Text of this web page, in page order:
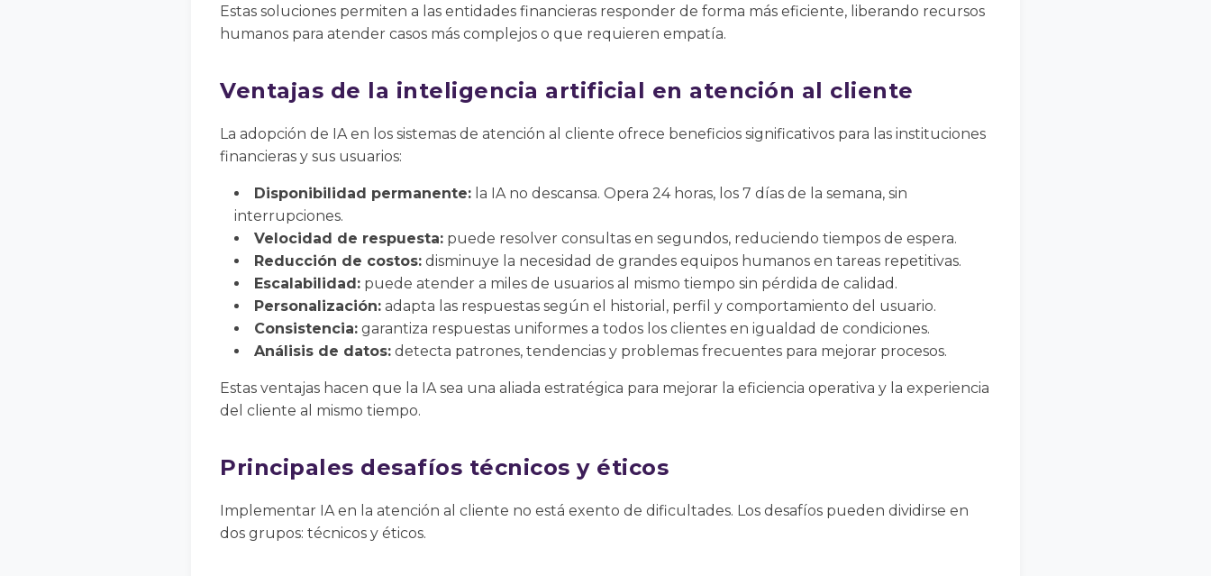
Estas soluciones permiten a las entidades financieras responder de forma más eficiente, liberando recursos
humanos para atender casos más complejos o que requieren empatía.
Ventajas de la inteligencia artificial en atención al cliente
La adopción de IA en los sistemas de atención al cliente ofrece beneficios significativos para las instituciones
financieras y sus usuarios:
Disponibilidad permanente: la IA no descansa. Opera 24 horas, los 7 días de la semana, sin
interrupciones.
Velocidad de respuesta: puede resolver consultas en segundos, reduciendo tiempos de espera.
Reducción de costos: disminuye la necesidad de grandes equipos humanos en tareas repetitivas.
Escalabilidad: puede atender a miles de usuarios al mismo tiempo sin pérdida de calidad.
Personalización: adapta las respuestas según el historial, perfil y comportamiento del usuario.
Consistencia: garantiza respuestas uniformes a todos los clientes en igualdad de condiciones.
Análisis de datos: detecta patrones, tendencias y problemas frecuentes para mejorar procesos.
Estas ventajas hacen que la IA sea una aliada estratégica para mejorar la eficiencia operativa y la experiencia
del cliente al mismo tiempo.
Principales desafíos técnicos y éticos
Implementar IA en la atención al cliente no está exento de dificultades. Los desafíos pueden dividirse en
dos grupos: técnicos y éticos.